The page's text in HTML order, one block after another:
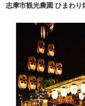
志摩市観光農園 ひまわり